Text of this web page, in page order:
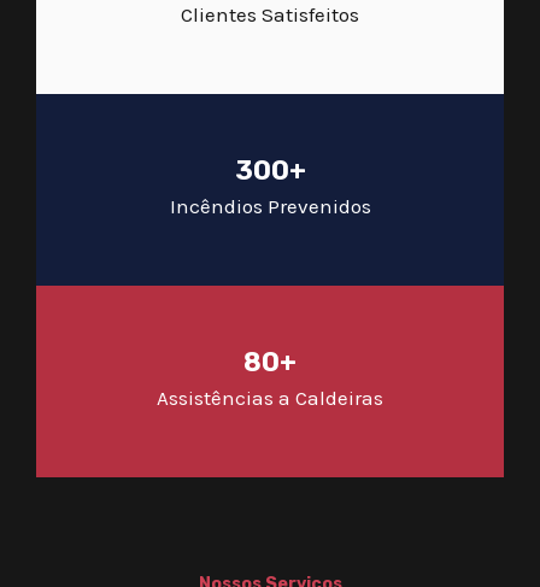
Clientes Satisfeitos
300+
Incêndios Prevenidos
80+
Assistências a Caldeiras